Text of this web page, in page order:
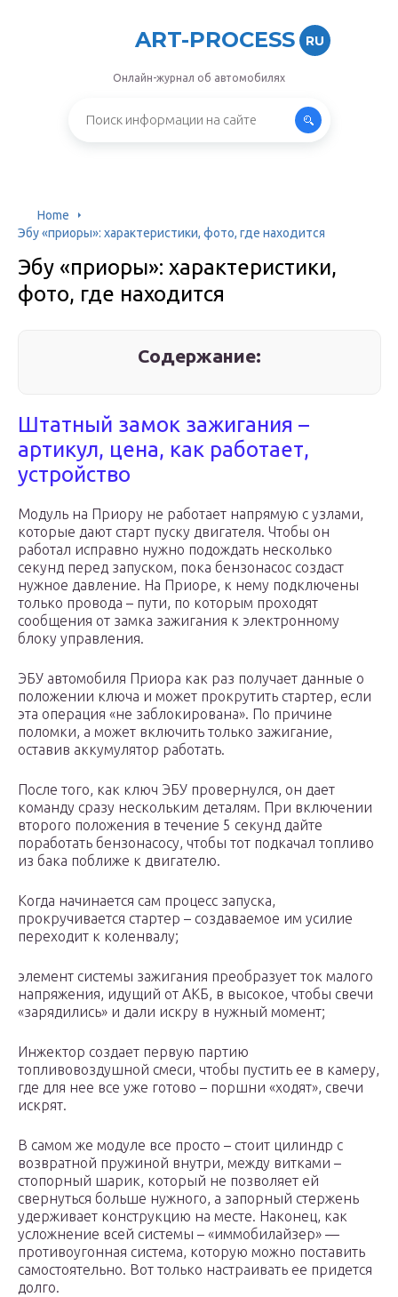
ART-PROCESS RU
Онлайн-журнал об автомобилях
Home
Эбу «приоры»: характеристики, фото, где находится
Эбу «приоры»: характеристики,
фото, где находится
Содержание:
Штатный замок зажигания –
артикул, цена, как работает,
устройство
Модуль на Приору не работает напрямую с узлами,
которые дают старт пуску двигателя. Чтобы он
работал исправно нужно подождать несколько
секунд перед запуском, пока бензонасос создаст
нужное давление. На Приоре, к нему подключены
только провода – пути, по которым проходят
сообщения от замка зажигания к электронному
блоку управления.
ЭБУ автомобиля Приора как раз получает данные о
положении ключа и может прокрутить стартер, если
эта операция «не заблокирована». По причине
поломки, а может включить только зажигание,
оставив аккумулятор работать.
После того, как ключ ЭБУ провернулся, он дает
команду сразу нескольким деталям. При включении
второго положения в течение 5 секунд дайте
поработать бензонасосу, чтобы тот подкачал топливо
из бака поближе к двигателю.
Когда начинается сам процесс запуска,
прокручивается стартер – создаваемое им усилие
переходит к коленвалу;
элемент системы зажигания преобразует ток малого
напряжения, идущий от АКБ, в высокое, чтобы свечи
«зарядились» и дали искру в нужный момент;
Инжектор создает первую партию
топливовоздушной смеси, чтобы пустить ее в камеру,
где для нее все уже готово – поршни «ходят», свечи
искрят.
В самом же модуле все просто – стоит цилиндр с
возвратной пружиной внутри, между витками –
стопорный шарик, который не позволяет ей
свернуться больше нужного, а запорный стержень
удерживает конструкцию на месте. Наконец, как
усложнение всей системы – «иммобилайзер» —
противоугонная система, которую можно поставить
самостоятельно. Вот только настраивать ее придется
долго.